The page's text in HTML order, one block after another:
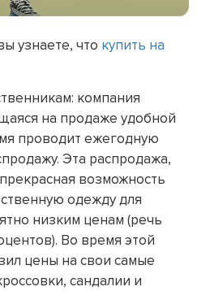
узнаете, что купить на
компания
на продаже удобной
проводит ежегодную
Эта распродажа,
возможность
одежду для
низким ценам (речь
Во время этой
цены на свои самые
сандалии и